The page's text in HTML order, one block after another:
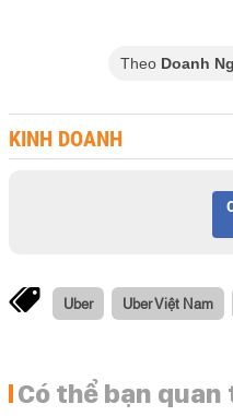
Theo Doanh
KINH DOANH
Uber Uber Việt Nam
Có thể bạn quan